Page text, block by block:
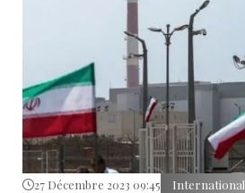
27 Décembre 2023 09:45 International